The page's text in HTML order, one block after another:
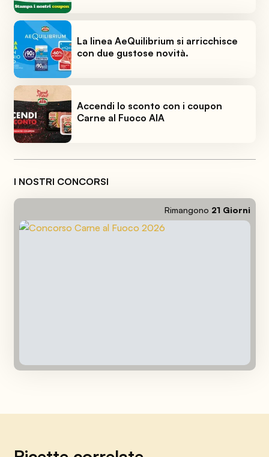
La linea AeQuilibrium si arricchisce
con due gustose novità.
Accendi lo sconto con i coupon
Carne al Fuoco AIA
I NOSTRI CONCORSI
Rimangono 21 Giorni